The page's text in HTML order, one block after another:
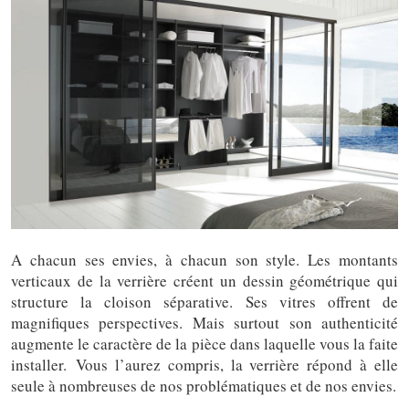
A chacun ses envies, à chacun son style. Les montants
verticaux de la verrière créent un dessin géométrique qui
structure la cloison séparative. Ses vitres offrent de
magnifiques perspectives. Mais surtout son authenticité
augmente le caractère de la pièce dans laquelle vous la faite
installer. Vous l’aurez compris, la verrière répond à elle
seule à nombreuses de nos problématiques et de nos envies.